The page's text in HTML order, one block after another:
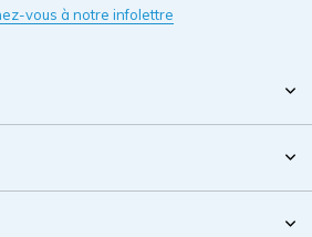
vous à notre infolettre